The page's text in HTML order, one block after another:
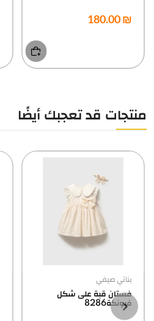
₪ 180.00
منتجات قد تعجبك أيضًا
بناتي صيفي
فستان قبة على شكل
فيونكة8286